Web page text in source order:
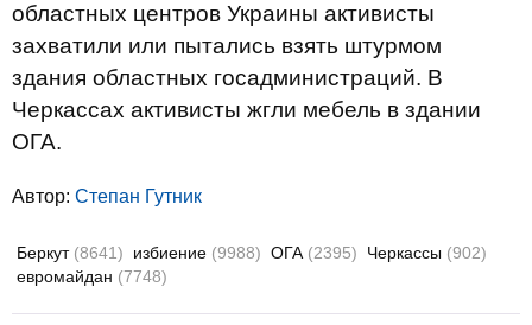
областных центров Украины активисты
захватили или пытались взять штурмом
здания областных госадминистраций. В
Черкассах активисты жгли мебель в здании
ОГА.
Автор: Степан Гутник
Беркут (8641) избиение (9988) ОГА (2395) Черкассы (902)
евромайдан (7748)